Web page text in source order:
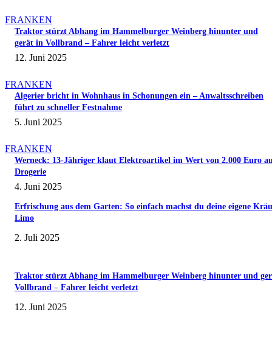
FRANKEN
Traktor stürzt Abhang im Hammelburger Weinberg hinunter und
gerät in Vollbrand – Fahrer leicht verletzt
12. Juni 2025
FRANKEN
Algerier bricht in Wohnhaus in Schonungen ein – Anwaltsschreiben
führt zu schneller Festnahme
5. Juni 2025
FRANKEN
Werneck: 13-Jähriger klaut Elektroartikel im Wert von 2.000 Euro
Drogerie
4. Juni 2025
Erfrischung aus dem Garten: So einfach machst du deine eigene
Limo
2. Juli 2025
Traktor stürzt Abhang im Hammelburger Weinberg hinunter und
Vollbrand – Fahrer leicht verletzt
12. Juni 2025